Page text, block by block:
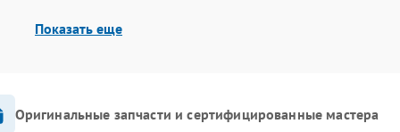
Показать еще
Оригинальные запчасти и сертифицированные мастера